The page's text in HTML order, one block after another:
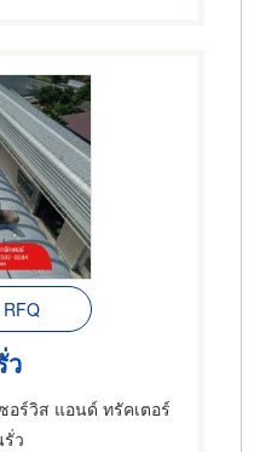
ว
อร์วิส แอนด์ ทรัคเตอร์
ว